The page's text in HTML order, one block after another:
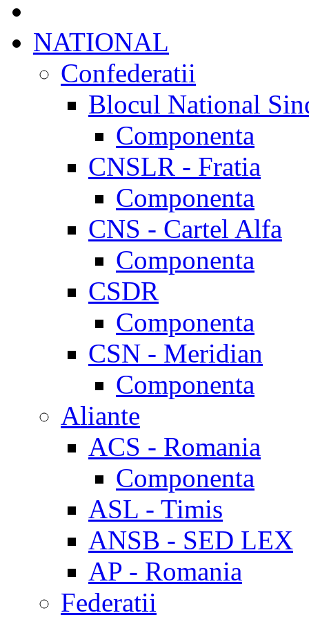
NATIONAL
Confederatii
Blocul National
Componenta
CNSLR - Fratia
Componenta
CNS - Cartel Alfa
Componenta
CSDR
Componenta
CSN - Meridian
Componenta
Aliante
ACS - Romania
Componenta
ASL - Timis
ANSB - SED LEX
AP - Romania
Federatii